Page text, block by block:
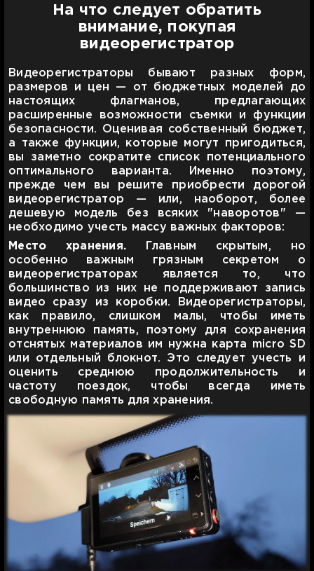
На что следует обратить
внимание, покупая
видеорегистратор
Видеорегистраторы бывают разных форм,
размеров и цен — от бюджетных моделей до
настоящих флагманов, предлагающих
расширенные возможности съемки и функции
безопасности. Оценивая собственный бюджет,
а также функции, которые могут пригодиться,
вы заметно сократите список потенциального
оптимального варианта. Именно поэтому,
прежде чем вы решите приобрести дорогой
видеорегистратор — или, наоборот, более
дешевую модель без всяких "наворотов" —
необходимо учесть массу важных факторов:
Место хранения. Главным скрытым, но
особенно важным грязным секретом о
видеорегистраторах является то, что
большинство из них не поддерживают запись
видео сразу из коробки. Видеорегистраторы,
как правило, слишком малы, чтобы иметь
внутреннюю память, поэтому для сохранения
отснятых материалов им нужна карта micro SD
или отдельный блокнот. Это следует учесть и
оценить среднюю продолжительность и
частоту поездок, чтобы всегда иметь
свободную память для хранения.